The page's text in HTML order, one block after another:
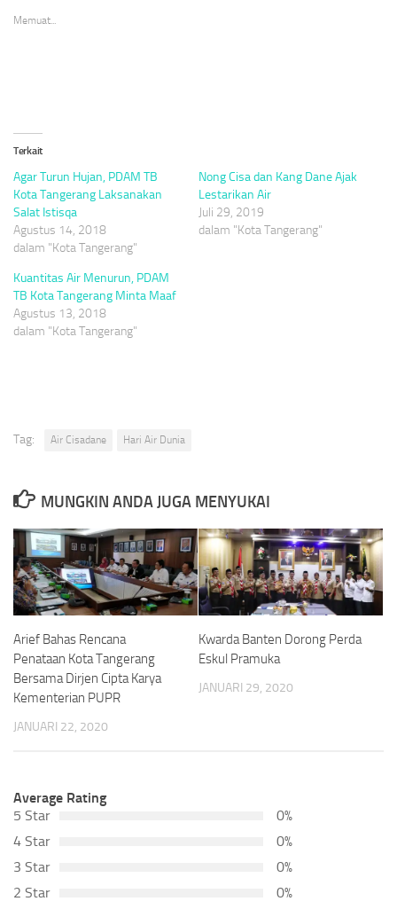
baru)
Memuat...
Terkait
Agar Turun Hujan, PDAM TB
Kota Tangerang Laksanakan
Salat Istisqa
Agustus 14, 2018
dalam "Kota Tangerang"
Nong Cisa dan Kang Dane Ajak
Lestarikan Air
Juli 29, 2019
dalam "Kota Tangerang"
Kuantitas Air Menurun, PDAM
TB Kota Tangerang Minta Maaf
Agustus 13, 2018
dalam "Kota Tangerang"
Tag: Air Cisadane Hari Air Dunia
MUNGKIN ANDA JUGA MENYUKAI
Arief Bahas Rencana
Penataan Kota Tangerang
Bersama Dirjen Cipta Karya
Kementerian PUPR
JANUARI 22, 2020
Kwarda Banten Dorong Perda
Eskul Pramuka
JANUARI 29, 2020
Average Rating
5 Star
0%
4 Star
0%
3 Star
0%
2 Star
0%